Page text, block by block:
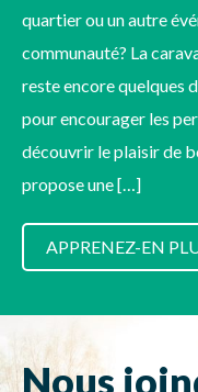
quartier ou un autre
communauté? La
reste encore quelques
pour encourager les
découvrir le plaisir de
propose une […]
APPRENEZ-EN
Nous